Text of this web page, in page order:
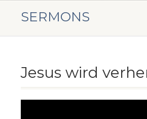
SERMONS
Jesus wird